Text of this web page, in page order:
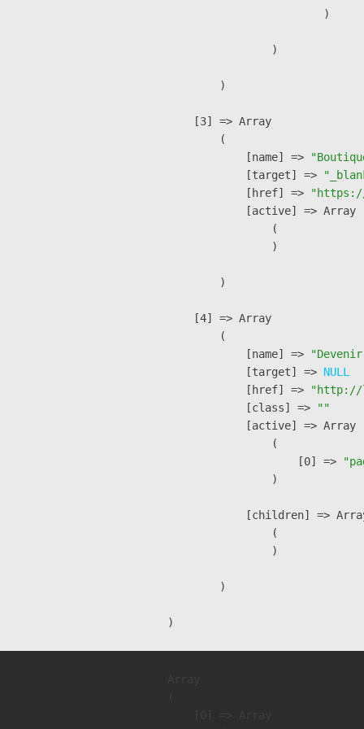
                        )
                )
        )
    [3] => Array
        (
            [name] =>
            [target] =>
            [href] =>
"https://
            [active] => Array
                (
                )
        )
    [4] => Array
        (
            [name] =>
"Devenir
            [target] =>
NULL
            [href] =>
"http://
            [class] =>
""
            [active] => Array
                (
                    [0] =>
                )
[children] =>
                (
                )
        )